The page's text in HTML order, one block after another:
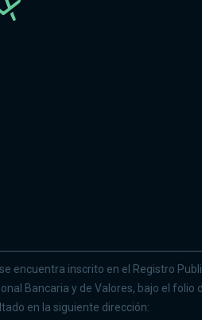
encuentra inscrito en el Registro
Bancaria y de Valores, bajo el folio
en la siguiente dirección: